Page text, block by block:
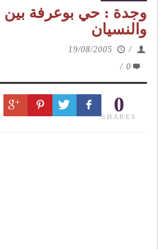
وجدة : حي بوعرفة بين
والنسيان
/
19/08/2005
0
/
0
SHARES